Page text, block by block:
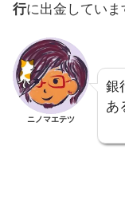
行に出金していま
ニノマエテツ
銀
あ